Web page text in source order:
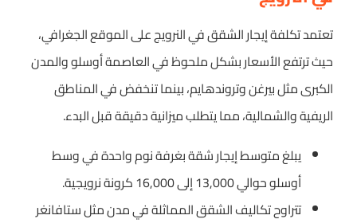
تعتمد تكلفة إيجار الشقق في النرويج على الموقع الجغرافي،
حيث ترتفع الأسعار بشكل ملحوظ في العاصمة أوسلو والمدن
الكبرى مثل بيرغن وتروندهايم، بينما تنخفض في المناطق
الريفية والشمالية، مما يتطلب ميزانية دقيقة قبل البدء.
يبلغ متوسط إيجار شقة بغرفة نوم واحدة في وسط
أوسلو حوالي 13,000 إلى 16,000 كرونة نرويجية.
تتراوح تكاليف الشقق المماثلة في مدن مثل ستافانغر